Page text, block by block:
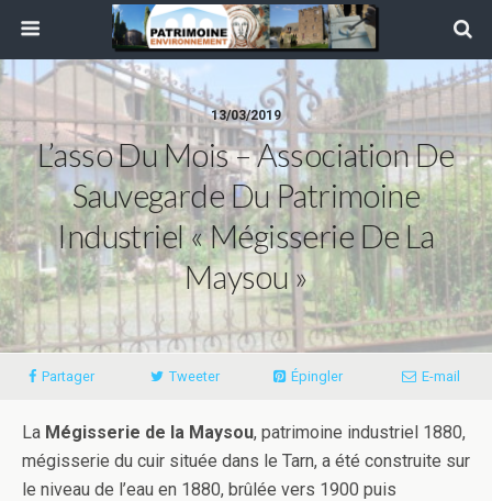
13/03/2019
L’asso Du Mois – Association De
Sauvegarde Du Patrimoine
Industriel « Mégisserie De La
Maysou »
Partager Tweeter Épingler E-mail
La Mégisserie de la Maysou, patrimoine industriel 1880,
mégisserie du cuir située dans le Tarn, a été construite sur
le niveau de l’eau en 1880, brûlée vers 1900 puis